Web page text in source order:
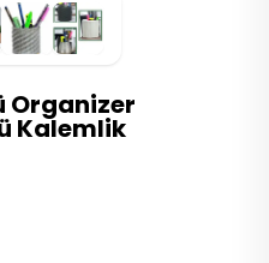
Organizer
Kalemlik